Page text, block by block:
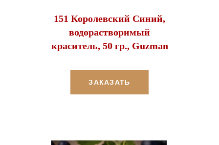
151 Королевский Синий,
водорастворимый
краситель, 50 гр., Guzman
ЗАКАЗАТЬ